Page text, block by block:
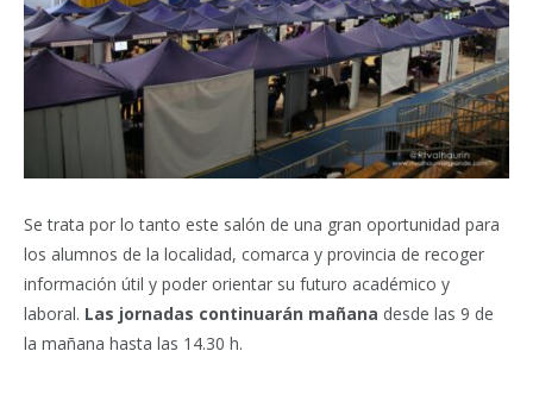
Se trata por lo tanto este salón de una gran oportunidad para
los alumnos de la localidad, comarca y provincia de recoger
información útil y poder orientar su futuro académico y
laboral. Las jornadas continuarán mañana desde las 9 de
la mañana hasta las 14.30 h.